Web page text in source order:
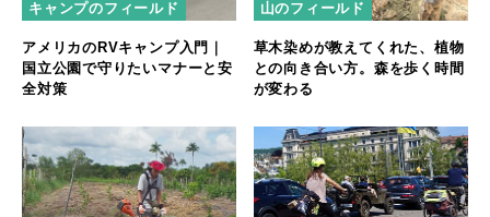
キャンプのフィールド
アメリカのRVキャンプ入門｜
国立公園で守りたいマナーと安
全対策
山のフィールド
草木染めが教えてくれた、植物
との向き合い方。森を歩く時間
が変わる